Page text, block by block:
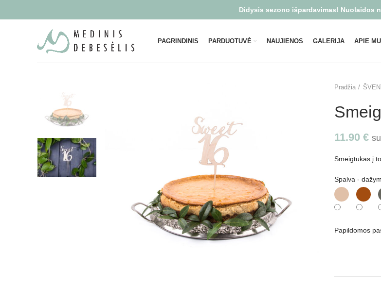
PAGRINDINIS PARDUOTUVĖ NAUJIENOS GALERIJA APIE
Pradžia
11.90 €
Smeigtukas į
Spalva -
Papildomos
Didysis sezono išpardavimas! Nuolaidos